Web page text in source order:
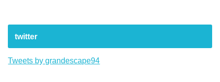
twitter
Tweets by grandescape94